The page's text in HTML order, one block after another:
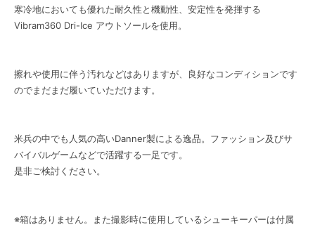
寒冷地においても優れた耐久性と機動性、安定性を発揮する
Vibram360 Dri-Ice アウトソールを使用。
擦れや使用に伴う汚れなどはありますが、良好なコンディションです
のでまだまだ履いていただけます。
米兵の中でも人気の高いDanner製による逸品。ファッション及びサ
バイバルゲームなどで活躍する一足です。
是非ご検討ください。
※箱はありません。また撮影時に使用しているシューキーパーは付属